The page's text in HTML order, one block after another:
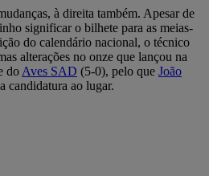
à direita também. Apesar de
significar o bilhete para as meias-
do calendário nacional, o técnico
alterações no onze que lançou na
do Aves SAD (5-0), pelo que João
candidatura ao lugar.